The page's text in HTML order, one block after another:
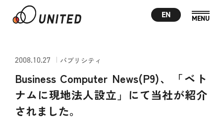
EN
2008.10.27 パブリシティ
Business Computer News(P9)、「ベト
ナムに現地法人設立」にて当社が紹介
されました。